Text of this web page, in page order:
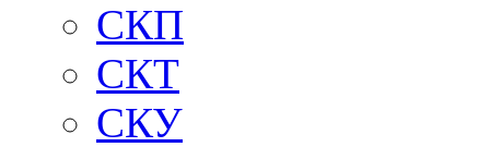
СКП
СКТ
СКУ